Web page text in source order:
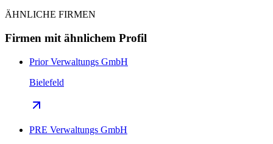
ÄHNLICHE FIRMEN
Firmen mit ähnlichem Profil
Prior Verwaltungs GmbH
Bielefeld
PRE Verwaltungs GmbH